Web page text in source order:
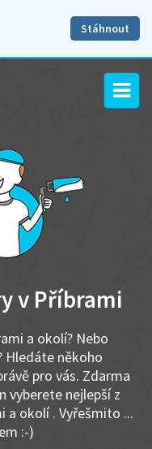
Stáhnout
v Příbrami
a okolí? Nebo
Hledáte někoho
pro vás. Zdarma
vyberete nejlepší z
a okolí . Vyřešmito ...
:-)